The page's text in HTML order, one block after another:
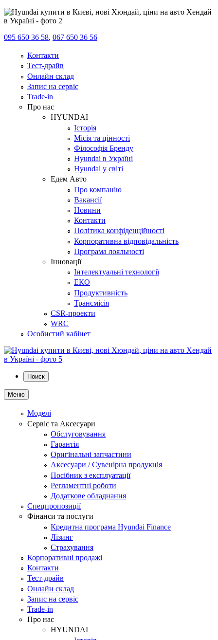
095 650 36 58, 067 650 36 56
Контакти
Тест-драйв
Онлайн склад
Запис на сервіс
Trade-in
Про нас
HYUNDAI
Історія
Місія та цінності
Філософія Бренду
Hyundai в Україні
Hyundai у світі
Едем Авто
Про компанію
Вакансії
Новини
Контакти
Політика конфіденційності
Корпоративна відповідальність
Програма лояльності
Інновації
Інтелектуальні технології
ЕКО
Продуктивність
Трансмісія
CSR-проекти
WRC
Особистий кабінет
Поиск
Меню
Моделі
Сервіс та Аксесуари
Обслуговування
Гарантія
Оригінальні запчастини
Аксесуари / Сувенірна продукція
Посібник з експлуатації
Регламентні роботи
Додаткове обладнання
Спецпропозиції
Фінанси та послуги
Кредитна програма Hyundai Finance
Лізинг
Страхування
Корпоративні продажі
Контакти
Тест-драйв
Онлайн склад
Запис на сервіс
Trade-in
Про нас
HYUNDAI